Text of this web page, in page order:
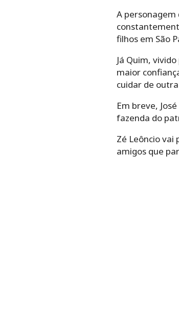
A personagem
filhos em São
Já Quim,
maior
cuidar de
Em breve,
fazenda do
Zé Leôncio
amigos que